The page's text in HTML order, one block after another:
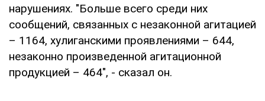
нарушениях. "Больше всего среди них
сообщений, связанных с незаконной агитацией
– 1164, хулиганскими проявлениями – 644,
незаконно произведенной агитационной
продукцией – 464", - сказал он.